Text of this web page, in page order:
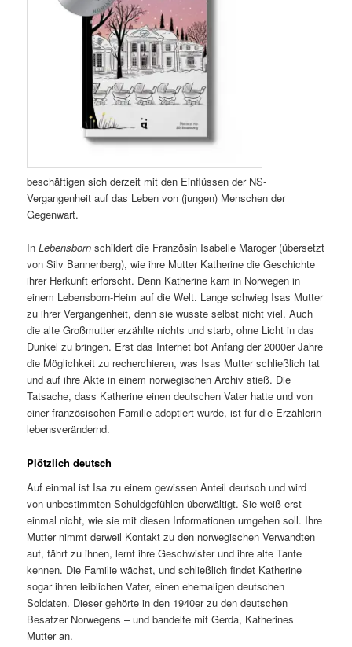
beschäftigen sich derzeit mit den Einflüssen der NS-
Vergangenheit auf das Leben von (jungen) Menschen der
Gegenwart.
InLebensborn schildert die Französin Isabelle Maroger (übersetzt
von Silv Bannenberg), wie ihre Mutter Katherine die Geschichte
ihrer Herkunft erforscht. Denn Katherine kam in Norwegen in
einem Lebensborn-Heim auf die Welt. Lange schwieg Isas Mutter
zu ihrer Vergangenheit, denn sie wusste selbst nicht viel. Auch
die alte Großmutter erzählte nichts und starb, ohne Licht in das
Dunkel zu bringen. Erst das Internet bot Anfang der 2000er Jahre
die Möglichkeit zu recherchieren, was Isas Mutter schließlich tat
und auf ihre Akte in einem norwegischen Archiv stieß. Die
Tatsache, dass Katherine einen deutschen Vater hatte und von
einer französischen Familie adoptiert wurde, ist für die Erzählerin
lebensverändernd.
Plötzlich deutsch
Auf einmal ist Isa zu einem gewissen Anteil deutsch und wird
von unbestimmten Schuldgefühlen überwältigt. Sie weiß erst
einmal nicht, wie sie mit diesen Informationen umgehen soll. Ihre
Mutter nimmt derweil Kontakt zu den norwegischen Verwandten
auf, fährt zu ihnen, lernt ihre Geschwister und ihre alte Tante
kennen. Die Familie wächst, und schließlich findet Katherine
sogar ihren leiblichen Vater, einen ehemaligen deutschen
Soldaten. Dieser gehörte in den 1940er zu den deutschen
Besatzer Norwegens – und bandelte mit Gerda, Katherines
Mutter an.